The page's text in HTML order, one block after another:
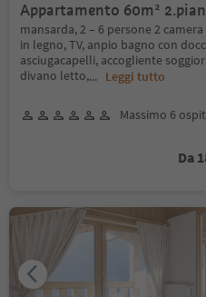
Appartamento 60m²
mansarda, 2 – 6 persone 2
in legno, TV, anpio bagno con
asciugacapelli, accogliente
divano letto,... Leggi tutto
Massimo 6
Da